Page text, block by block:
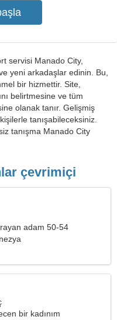
servisi Manado City,
yeni arkadaşlar edinin. Bu,
bir hizmettir. Site,
belirtmesine ve tüm
olanak tanır. Gelişmiş
tanışabileceksiniz.
tanışma Manado City
çevrimiçi
adam 50-54
bir kadınım